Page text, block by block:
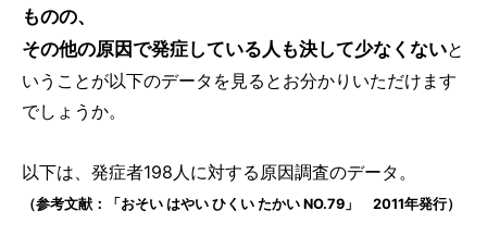
ものの、
その他の原因で発症している人も決して少なくないと
いうことが以下のデータを見るとお分かりいただけます
でしょうか。
以下は、発症者198人に対する原因調査のデータ。
（参考文献：「おそい はやい ひくい たかい NO.79」 2011年発行）